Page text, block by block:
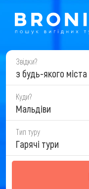
Звідки?
з будь-якого міста
Куди?
Мальдіви
Тип туру
Гарячі тури